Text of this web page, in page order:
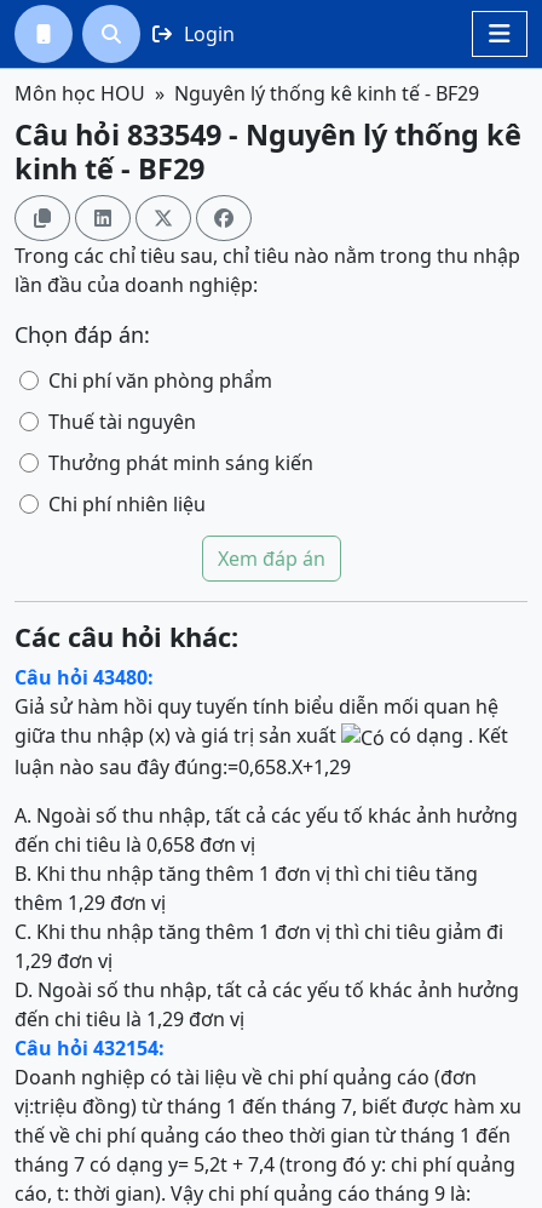

  Login
Môn học HOU Nguyên lý thống kê kinh tế - BF29
Câu hỏi 833549 - Nguyên lý thống kê
kinh tế - BF29
   
Trong các chỉ tiêu sau, chỉ tiêu nào nằm trong thu nhập
lần đầu của doanh nghiệp:
Chọn đáp án:
Chi phí văn phòng phẩm
Thuế tài nguyên
Thưởng phát minh sáng kiến
Chi phí nhiên liệu
Xem đáp án
Các câu hỏi khác:
Câu hỏi 43480:
Giả sử hàm hồi quy tuyến tính biểu diễn mối quan hệ
giữa thu nhập (x) và giá trị sản xuất
có dạng . Kết
luận nào sau đây đúng:=0,658.X+1,29
A. Ngoài số thu nhập, tất cả các yếu tố khác ảnh hưởng
đến chi tiêu là 0,658 đơn vị
B. Khi thu nhập tăng thêm 1 đơn vị thì chi tiêu tăng
thêm 1,29 đơn vị
C. Khi thu nhập tăng thêm 1 đơn vị thì chi tiêu giảm đi
1,29 đơn vị
D. Ngoài số thu nhập, tất cả các yếu tố khác ảnh hưởng
đến chi tiêu là 1,29 đơn vị
Câu hỏi 432154:
Doanh nghiệp có tài liệu về chi phí quảng cáo (đơn
vị:triệu đồng) từ tháng 1 đến tháng 7, biết được hàm xu
thế về chi phí quảng cáo theo thời gian từ tháng 1 đến
tháng 7 có dạng y= 5,2t + 7,4 (trong đó y: chi phí quảng
cáo, t: thời gian). Vậy chi phí quảng cáo tháng 9 là: